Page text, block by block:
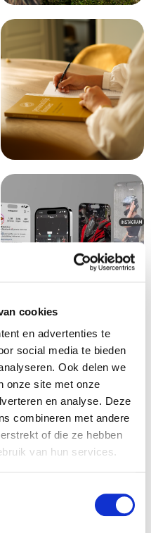
cookies
en advertenties te
social media te bieden
Ook delen we
onze site met onze
en analyse. Deze
combineren met andere
of die ze hebben
van hun services.